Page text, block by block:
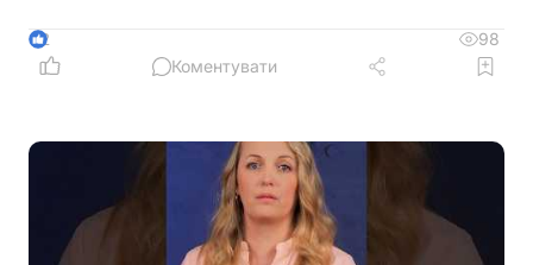
окремі штатні одиниці під час визначення
середньооблікової чисельності працівників.
активних бойових дій
2
98
Коментувати